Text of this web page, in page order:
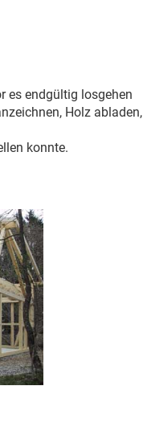
es endgültig losgehen
Holz abladen,
konnte.